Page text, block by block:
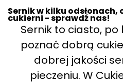
Sernik w kilku
cukierni - sprawdź nas!
Sernik to ciasto,
poznać dobrą
dobrej jakości
pieczeniu. W